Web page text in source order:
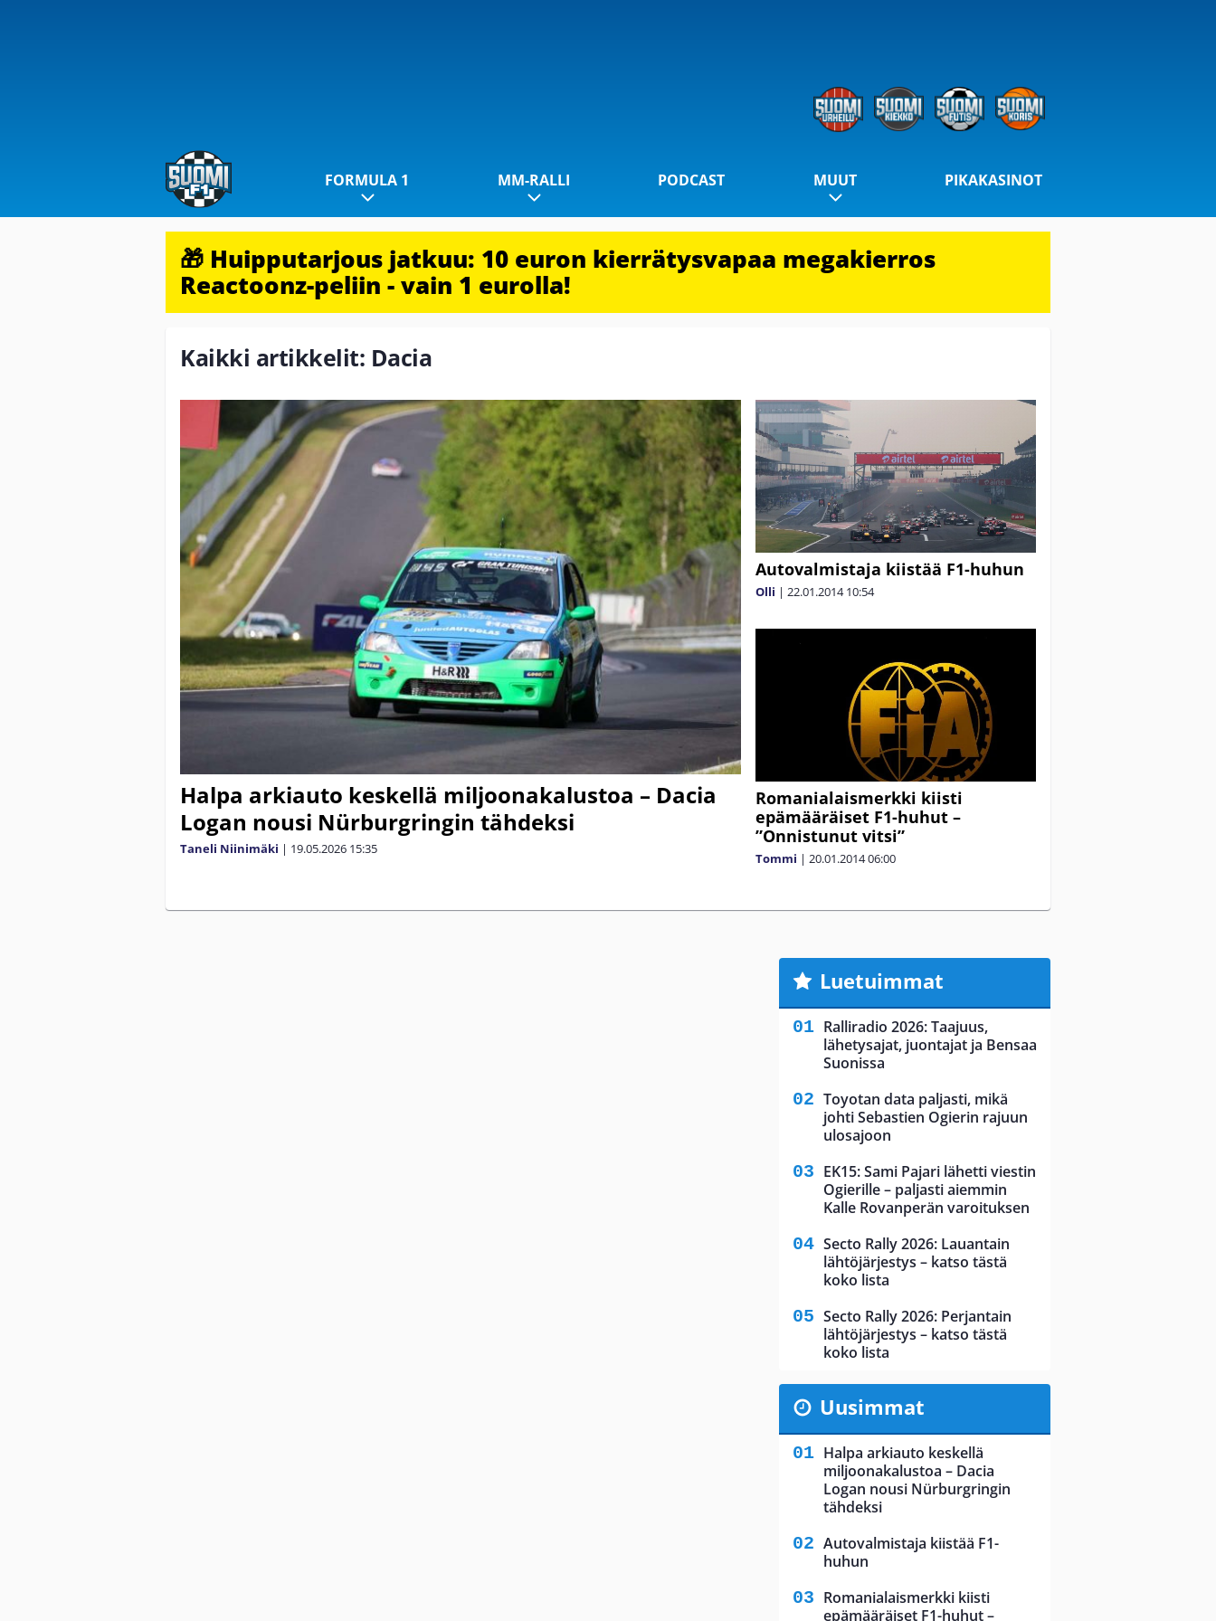
FORMULA 1 MM-RALLI PODCAST MUUT PIKAKASINOT
🎁 Huipputarjous jatkuu: 10 euron kierrätysvapaa megakierros
Reactoonz-peliin - vain 1 eurolla!
Kaikki artikkelit: Dacia
Halpa arkiauto keskellä miljoonakalustoa – Dacia
Logan nousi Nürburgringin tähdeksi
Taneli Niinimäki | 19.05.2026 15:35
Autovalmistaja kiistää F1-huhun
Olli | 22.01.2014 10:54
Romanialaismerkki kiisti
epämääräiset F1-huhut –
”Onnistunut vitsi”
Tommi | 20.01.201406:00
Luetuimmat
Ralliradio 2026: Taajuus,
lähetysajat, juontajat ja Bensaa
Suonissa
Toyotan data paljasti, mikä
johti Sebastien Ogierin rajuun
ulosajoon
EK15: Sami Pajari lähetti viestin
Ogierille – paljasti aiemmin
Kalle Rovanperän varoituksen
Secto Rally 2026: Lauantain
lähtöjärjestys – katso tästä
koko lista
Secto Rally 2026: Perjantain
lähtöjärjestys – katso tästä
koko lista
Uusimmat
Halpa arkiauto keskellä
miljoonakalustoa – Dacia
Logan nousi Nürburgringin
tähdeksi
Autovalmistaja kiistää F1-
huhun
Romanialaismerkki kiisti
epämääräiset F1-huhut –